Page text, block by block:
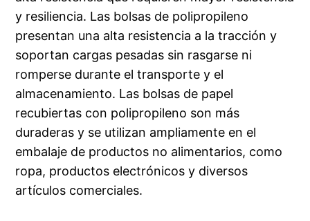
y resiliencia. Las bolsas de polipropileno
presentan una alta resistencia a la tracción y
soportan cargas pesadas sin rasgarse ni
romperse durante el transporte y el
almacenamiento. Las bolsas de papel
recubiertas con polipropileno son más
duraderas y se utilizan ampliamente en el
embalaje de productos no alimentarios, como
ropa, productos electrónicos y diversos
artículos comerciales.